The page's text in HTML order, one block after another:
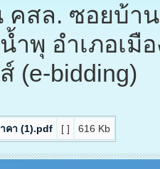
คสล. ซอยบ้า
พุ อำเภอเมื
(e-bidding)
คา (1).pdf [ ] 616 Kb